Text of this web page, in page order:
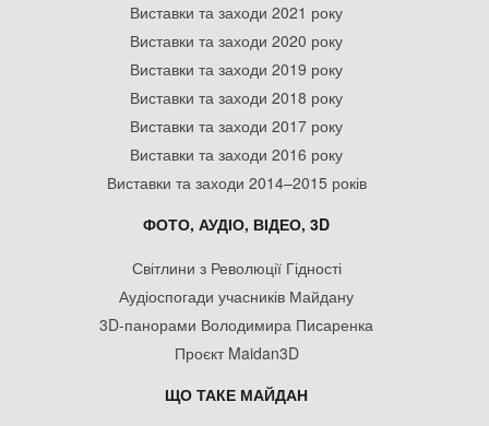
Виставки та заходи 2021 року
Виставки та заходи 2020 року
Виставки та заходи 2019 року
Виставки та заходи 2018 року
Виставки та заходи 2017 року
Виставки та заходи 2016 року
Виставки та заходи 2014–2015 років
ФОТО, АУДІО, ВІДЕО, 3D
Світлини з Революції Гідності
Аудіоспогади учасників Майдану
3D-панорами Володимира Писаренка
Проєкт Maidan3D
ЩО ТАКЕ МАЙДАН